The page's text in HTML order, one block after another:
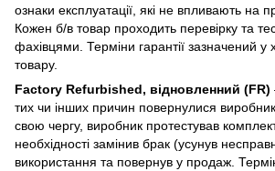
ознаки експлуатації, які не впливають на
Кожен б/в товар проходить перевірку та
фахівцями. Терміни гарантії зазначений у
товару.
Factory Refurbished, відновленний (FR)
тих чи інших причин повернулися
свою чергу, виробник протестував
необхідності замінив брак (усунув
використання та повернув у продаж.